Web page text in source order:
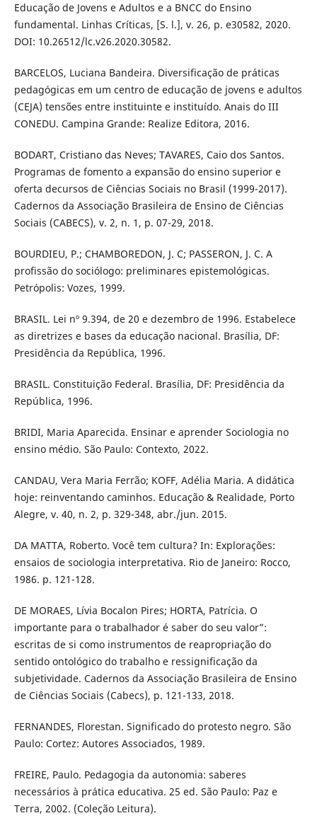
Educação de Jovens e Adultos e a BNCC do Ensino
fundamental. Linhas Críticas, [S. l.], v. 26, p. e30582, 2020.
DOI: 10.26512/lc.v26.2020.30582.
BARCELOS, Luciana Bandeira. Diversificação de práticas
pedagógicas em um centro de educação de jovens e adultos
(CEJA) tensões entre instituinte e instituído. Anais do III
CONEDU. Campina Grande: Realize Editora, 2016.
BODART, Cristiano das Neves; TAVARES, Caio dos Santos.
Programas de fomento a expansão do ensino superior e
oferta decursos de Ciências Sociais no Brasil (1999-2017).
Cadernos da Associação Brasileira de Ensino de Ciências
Sociais (CABECS), v. 2, n. 1, p. 07-29, 2018.
BOURDIEU, P.; CHAMBOREDON, J. C; PASSERON, J. C. A
profissão do sociólogo: preliminares epistemológicas.
Petrópolis: Vozes, 1999.
BRASIL. Lei nº 9.394, de 20 e dezembro de 1996. Estabelece
as diretrizes e bases da educação nacional. Brasília, DF:
Presidência da República, 1996.
BRASIL. Constituição Federal. Brasília, DF: Presidência da
República, 1996.
BRIDI, Maria Aparecida. Ensinar e aprender Sociologia no
ensino médio. São Paulo: Contexto, 2022.
CANDAU, Vera Maria Ferrão; KOFF, Adélia Maria. A didática
hoje: reinventando caminhos. Educação & Realidade, Porto
Alegre, v. 40, n. 2, p. 329-348, abr./jun. 2015.
DA MATTA, Roberto. Você tem cultura? In: Explorações:
ensaios de sociologia interpretativa. Rio de Janeiro: Rocco,
1986. p. 121-128.
DE MORAES, Lívia Bocalon Pires; HORTA, Patrícia. O
importante para o trabalhador é saber do seu valor”:
escritas de si como instrumentos de reapropriação do
sentido ontológico do trabalho e ressignificação da
subjetividade. Cadernos da Associação Brasileira de Ensino
de Ciências Sociais (Cabecs), p. 121-133, 2018.
FERNANDES, Florestan. Significado do protesto negro. São
Paulo: Cortez: Autores Associados, 1989.
FREIRE, Paulo. Pedagogia da autonomia: saberes
necessários à prática educativa. 25 ed. São Paulo: Paz e
Terra, 2002. (Coleção Leitura).